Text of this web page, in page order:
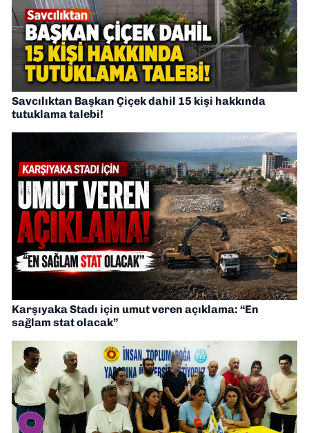
Savcılıktan Başkan Çiçek dahil 15 kişi hakkında
tutuklama talebi!
Karşıyaka Stadı için umut veren açıklama: “En
sağlam stat olacak”